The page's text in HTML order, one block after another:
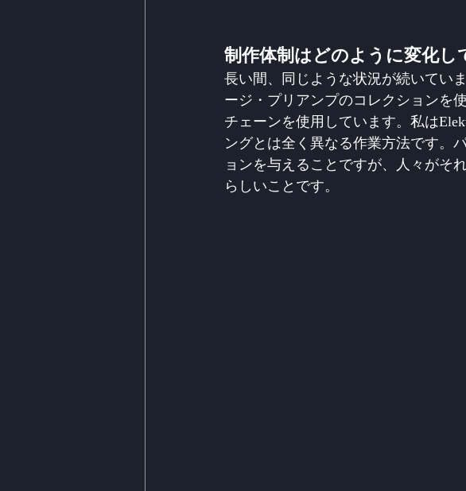
制作体制はどのように変化し
長い間、同じような状況が続いてい
ージ・プリアンプのコレクションを
チェーンを使用しています。私は
ングとは全く異なる作業方法です。
ョンを与えることですが、人々がそ
らしいことです。